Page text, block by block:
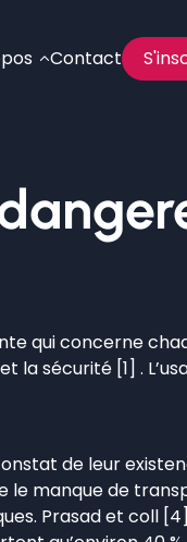
Contact
concerne
la sécurité [1] .
de leur
le manque de
Prasad et coll